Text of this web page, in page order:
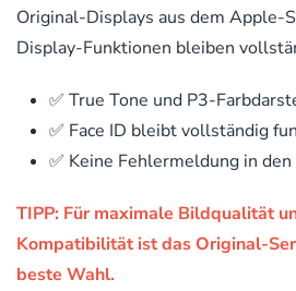
Original-Displays aus dem Apple-
Display-Funktionen bleiben
✅ True Tone und P3-
✅ Face ID bleibt vollständig
✅ Keine Fehlermeldung in
TIPP: Für maximale Bildqualität
Kompatibilität ist das Original-
beste Wahl.